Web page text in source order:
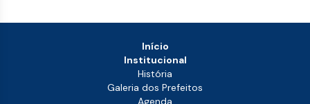
Início
Institucional
História
Galeria dos Prefeitos
Agenda